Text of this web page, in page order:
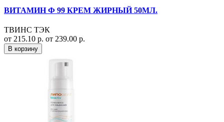
ВИТАМИН Ф 99 КРЕМ ЖИРНЫЙ 50МЛ.
ТВИНС ТЭК
от 215.10 р. от 239.00 р.
В корзину